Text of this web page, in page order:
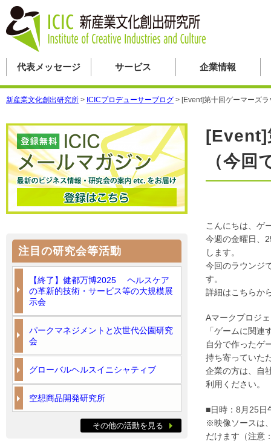
代表メッセージ サービス 企業情報
新産業文化創出研究所 > ICICプロデューサーブログ > [Event]第十回ゲーマーズ
[Event]
（今回
こんにちは、ゲ
今週の金曜日、
します。
今回のラウンジ
す。
詳細はこちらか
Aマークプロジ
「ゲームに関
自分で作ったゲ
持ち寄っていた
企業の方は、自
利用ください。
■日時：8月25日
※映像ソースは
だけます（注意
注目の研究会等活動
【終了】健都万博2025 ヘルスケア
の革新的技術・サービス等の大規模展
示会
パークマネジメントと次世代公園研究
会
グローバルヘルスイニシャティブ
空想商品開発研究所
その他の活動を見る